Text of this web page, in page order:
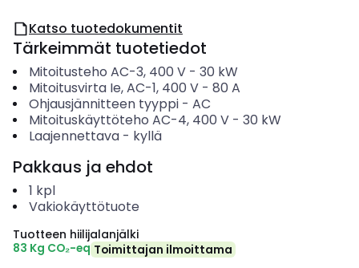
Katso tuotedokumentit
Tärkeimmät tuotetiedot
Mitoitusteho AC-3, 400 V- 30 kW
Mitoitusvirta Ie, AC-1, 400 V- 80 A
Ohjausjännitteen tyyppi- AC
Mitoituskäyttöteho AC-4, 400 V- 30 kW
Laajennettava- kyllä
Pakkaus ja ehdot
1 kpl
Vakiokäyttötuote
Tuotteen hiilijalanjälki
83 Kg CO₂-eq Toimittajan ilmoittama